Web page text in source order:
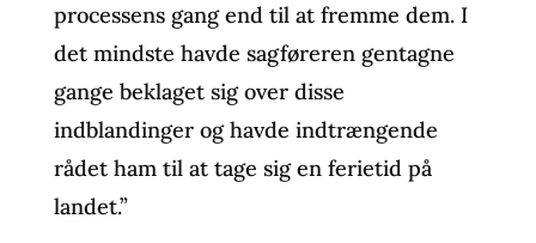
processens gang end til at fremme dem. I
det mindste havde sagføreren gentagne
gange beklaget sig over disse
indblandinger og havde indtrængende
rådet ham til at tage sig en ferietid på
landet.”